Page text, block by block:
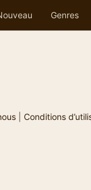
Genres
| Conditions